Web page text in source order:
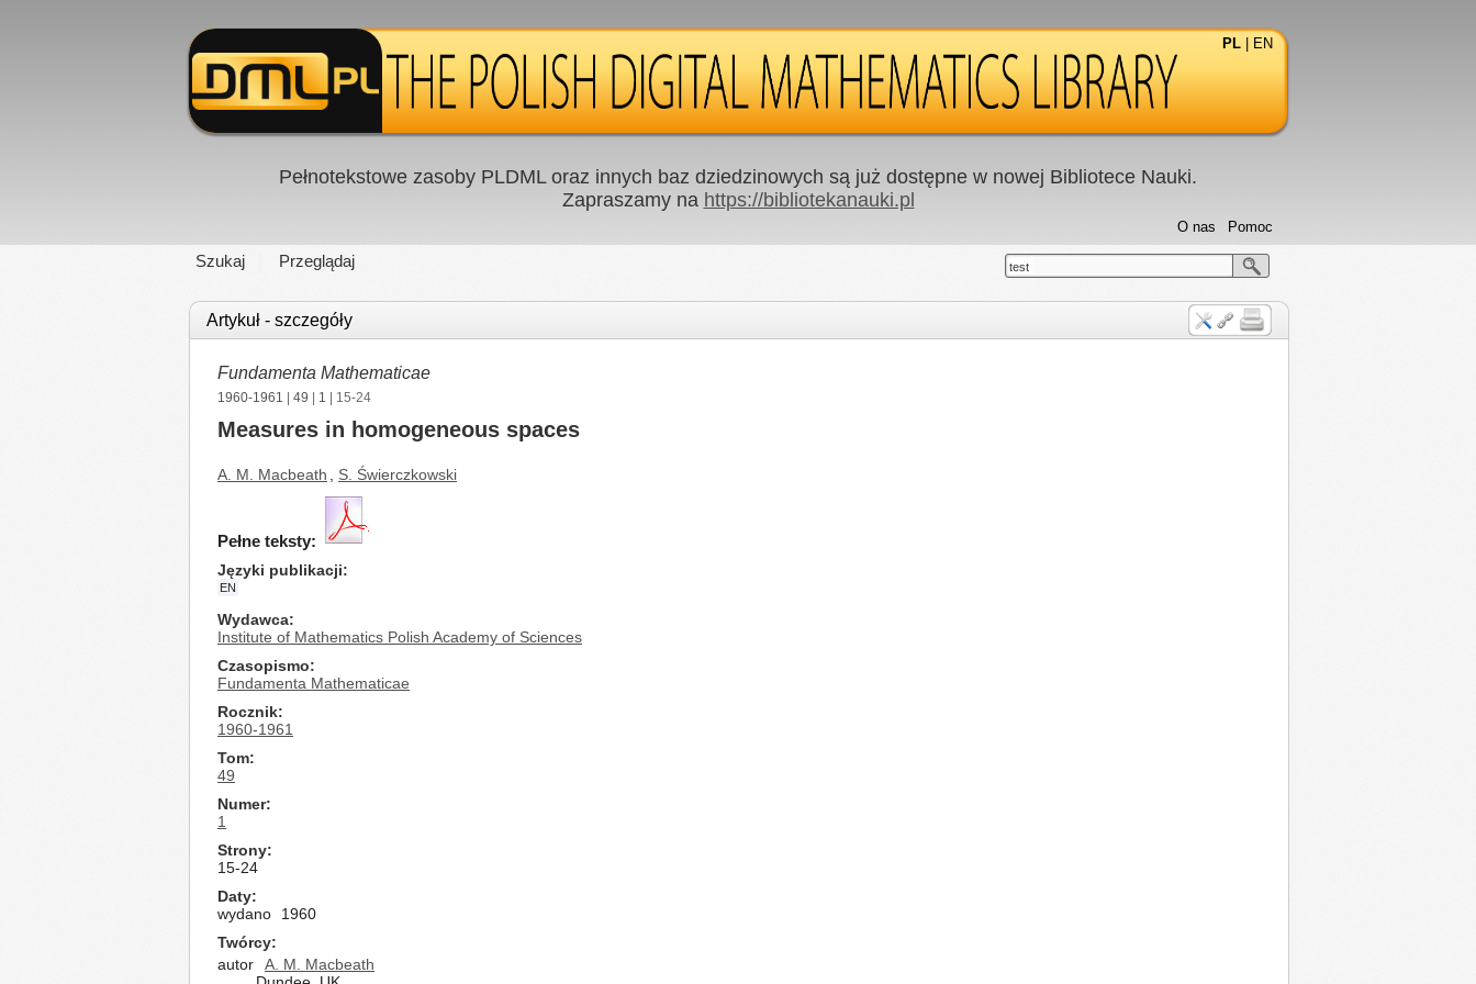
PL EN
Pełnotekstowe zasoby PLDML oraz innych baz dziedzinowych są już dostępne w nowej Bibliotece Nauki.
Zapraszamy na https://bibliotekanauki.pl
Szukaj Przeglądaj
Pomoc
O nas
test
Artykuł - szczegóły
Fundamenta Mathematicae
1960-1961 49 1 | 15-24
Measures in homogeneous spaces
A. M. Macbeath S. Świerczkowski
Pełne teksty:
Języki publikacji
EN
Wydawca
Institute of Mathematics Polish Academy of Sciences
Czasopismo
Fundamenta Mathematicae
Rocznik
1960-1961
Tom
49
Numer
1
Strony
15-24
Daty
wydano
1960
Twórcy
autor
A. M. Macbeath